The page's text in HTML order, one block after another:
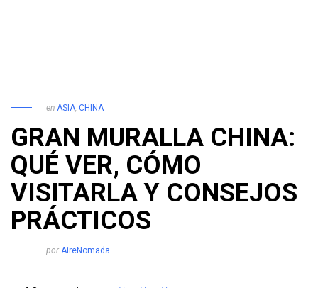
en ASIA, CHINA
GRAN MURALLA CHINA:
QUÉ VER, CÓMO
VISITARLA Y CONSEJOS
PRÁCTICOS
por AireNomada